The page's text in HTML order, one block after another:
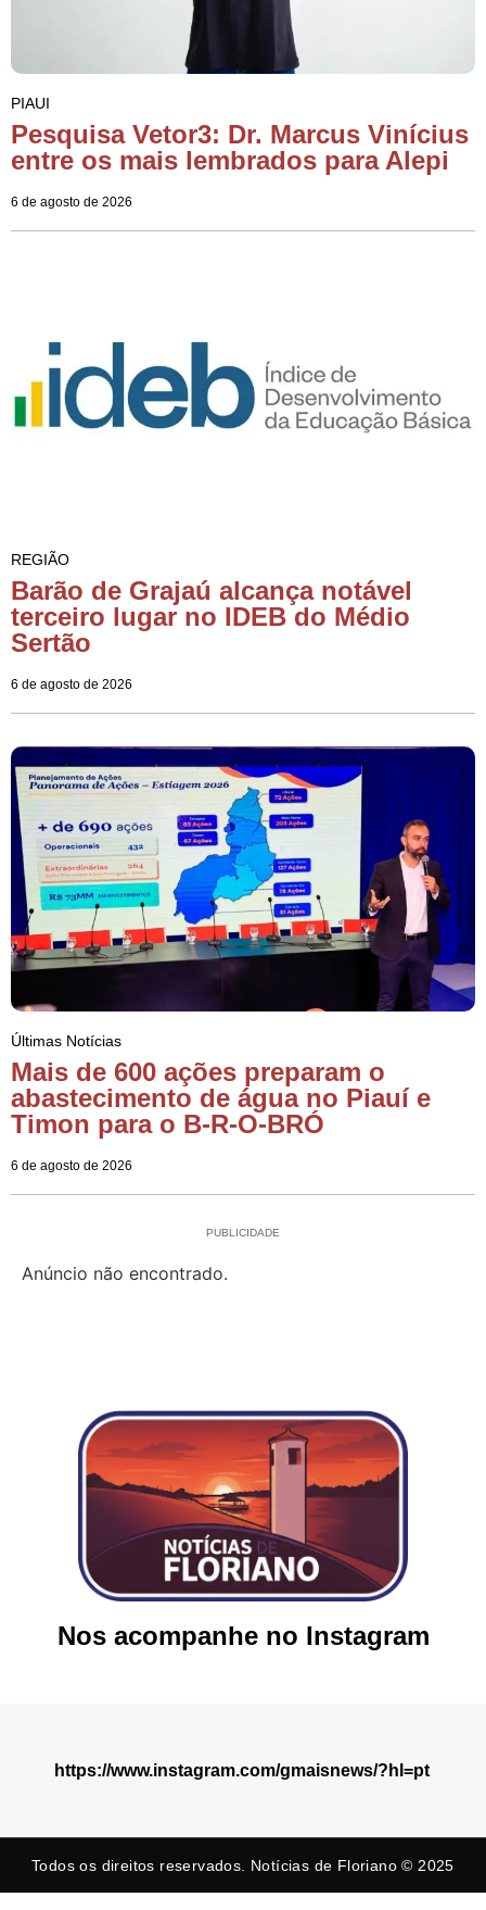
PIAUI
Pesquisa Vetor3: Dr. Marcus Vinícius
entre os mais lembrados para Alepi
6 de agosto de 2026
REGIÃO
Barão de Grajaú alcança notável
terceiro lugar no IDEB do Médio
Sertão
6 de agosto de 2026
Últimas Notícias
Mais de 600 ações preparam o
abastecimento de água no Piauí e
Timon para o B-R-O-BRÓ
6 de agosto de 2026
PUBLICIDADE
Anúncio não encontrado.
Nos acompanhe no Instagram
https://www.instagram.com/gmaisnews/?hl=pt
Todos os direitos reservados. Notícias de Floriano © 2025